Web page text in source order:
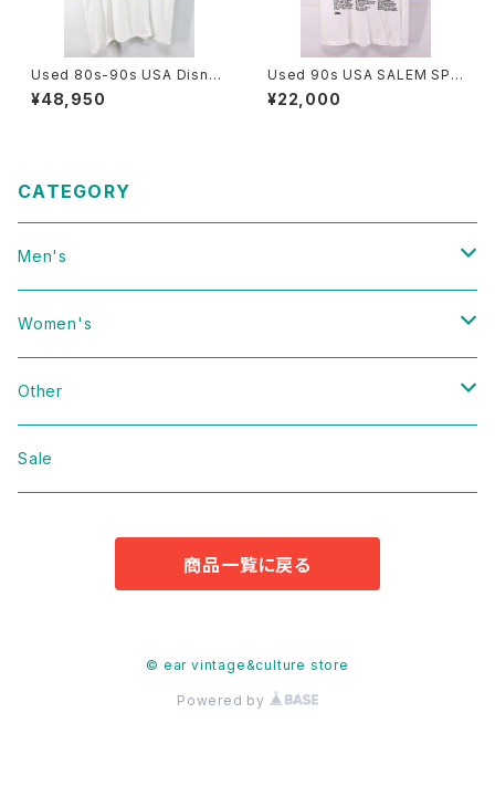
Used 80s-90s USA Disney
STAR WARS C3PO Graphic
T-Shirt Size Free 古着
¥48,950
Used 90s USA SALEM SPO
RTS WEAR News Paper Gr
aphic T-Shirt Size L 古着
¥22,000
CATEGORY
Men's
Vintage
Domestic
Jacket
Women's
Vintage
Domestic
Other
bag
Accessories
Sale
商品一覧に戻る
© ear vintage&culture store
Powered by